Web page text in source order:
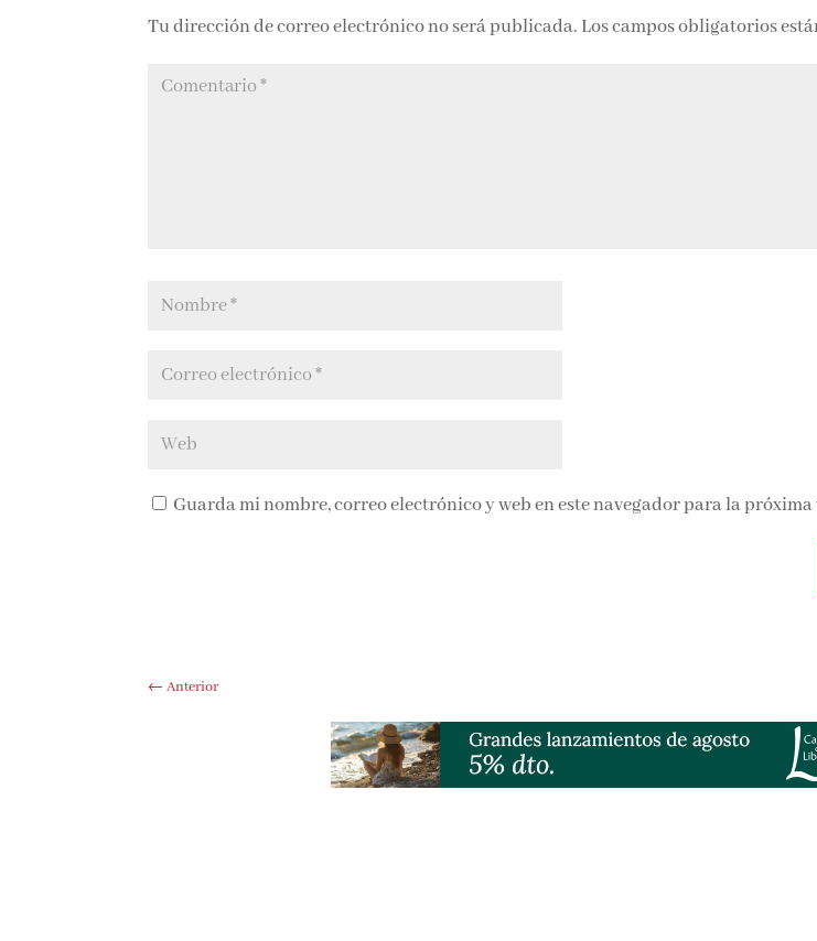
Tu dirección de correo electrónico no será publicada.Los campos obligatorios
Guarda mi nombre, correo electrónico y web en este navegador para la próxima
← Anterior